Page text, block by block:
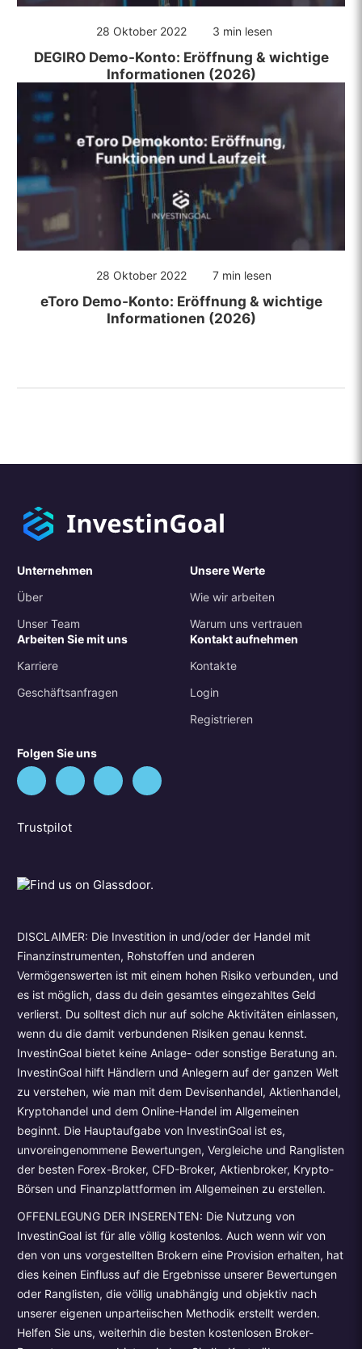
28 Oktober 2022 3 min lesen
DEGIRO Demo-Konto: Eröffnung & wichtige
Informationen (2026)
28 Oktober 2022 7 min lesen
eToro Demo-Konto: Eröffnung & wichtige
Informationen (2026)
Unternehmen
Über
Unser Team
Unsere Werte
Wie wir arbeiten
Warum uns vertrauen
Arbeiten Sie mit uns
Karriere
Geschäftsanfragen
Kontakt aufnehmen
Kontakte
Login
Registrieren
Folgen Sie uns
Trustpilot
DISCLAIMER: Die Investition in und/oder der Handel mit
Finanzinstrumenten, Rohstoffen und anderen
Vermögenswerten ist mit einem hohen Risiko verbunden, und
es ist möglich, dass du dein gesamtes eingezahltes Geld
verlierst. Du solltest dich nur auf solche Aktivitäten einlassen,
wenn du die damit verbundenen Risiken genau kennst.
InvestinGoal bietet keine Anlage- oder sonstige Beratung an.
InvestinGoal hilft Händlern und Anlegern auf der ganzen Welt
zu verstehen, wie man mit dem Devisenhandel, Aktienhandel,
Kryptohandel und dem Online-Handel im Allgemeinen
beginnt. Die Hauptaufgabe von InvestinGoal ist es,
unvoreingenommene Bewertungen, Vergleiche und Ranglisten
der besten Forex-Broker, CFD-Broker, Aktienbroker, Krypto-
Börsen und Finanzplattformen im Allgemeinen zu erstellen.
OFFENLEGUNG DER INSERENTEN: Die Nutzung von
InvestinGoal ist für alle völlig kostenlos. Auch wenn wir von
den von uns vorgestellten Brokern eine Provision erhalten, hat
dies keinen Einfluss auf die Ergebnisse unserer Bewertungen
oder Ranglisten, die völlig unabhängig und objektiv nach
unserer eigenen unparteiischen Methodik erstellt werden.
Helfen Sie uns, weiterhin die besten kostenlosen Broker-